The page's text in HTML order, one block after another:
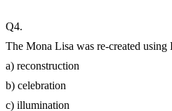
Q4.
The Mona Lisa was re-created
a) reconstruction
b) celebration
c) illumination